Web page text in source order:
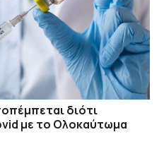
διότι
με το Ολοκαύτωμα